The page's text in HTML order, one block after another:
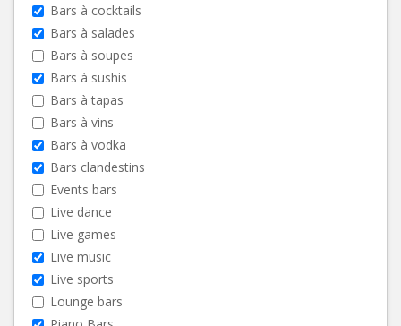
Bars à cocktails
Bars à salades
Bars à soupes
Bars à sushis
Bars à tapas
Bars à vins
Bars à vodka
Bars clandestins
Events bars
Live dance
Live games
Live music
Live sports
Lounge bars